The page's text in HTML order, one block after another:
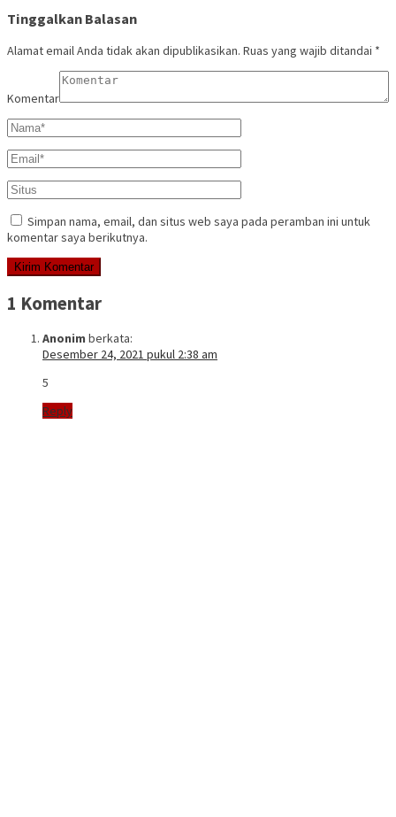
Tinggalkan Balasan
Alamat email Anda tidak akan dipublikasikan. Ruas yang wajib ditandai *
Komentar
Simpan nama, email, dan situs web saya pada peramban ini untuk
komentar saya berikutnya.
1 Komentar
Anonim berkata:
Desember 24, 2021 pukul 2:38 am
5
Reply